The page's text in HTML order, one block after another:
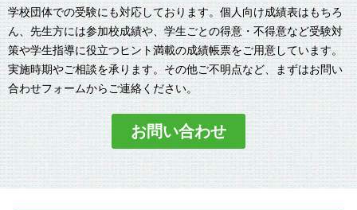
学校団体での受験にも対応しております。個人向け成績表はもちろ
ん、先生方には参加校成績や、学生ごとの得意・不得意など受験対
策や学生指導に役立つヒント満載の成績帳票をご用意しています。
実施時期やご相談を承ります。その他ご不明点など、まずはお問い
合わせフォームからご連絡ください。
お問い合わせ